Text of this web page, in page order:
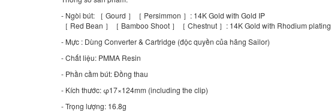
- Ngòi bút: ［ Gourd ］［ Persimmon ］: 14K Gold with Gold IP
［ Red Bean ］［ Bamboo Shoot ］［ Chestnut ］: 14K Gold with Rhodium plating
- Mực : Dùng Converter & Cartridge (độc quyền của hãng Sailor)
- Chất liệu: PMMA Resin
- Phần cầm bút: Đồng thau
- Kích thước: φ17×124mm (including the clip)
- Trọng lượng: 16.8g